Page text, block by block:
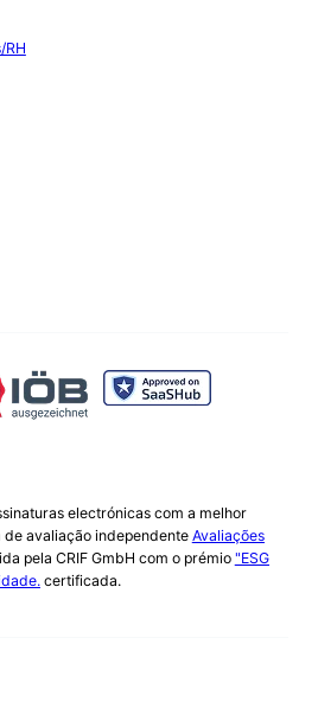
RH
electrónicas com a melhor
avaliação independente Avaliações
pela CRIF GmbH com o prémio "ESG
certificada.